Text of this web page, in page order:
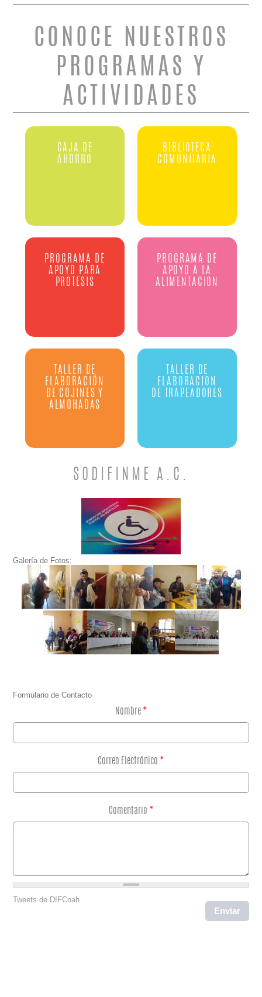
CONOCE NUESTROS
PROGRAMAS Y
ACTIVIDADES
CAJA DE
AHORRO
BIBLIOTECA
COMUNITARIA
PROGRAMA DE
APOYO PARA
PROTESIS
PROGRAMA DE
APOYO A LA
ALIMENTACION
TALLER DE
ELABORACIÓN
DE COJINES Y
ALMOHADAS
TALLER DE
ELABORACION
DE TRAPEADORES
SODIFINME A.C.
Galería de Fotos:
Formulario de Contacto
Nombre *
Correo Electrónico *
Comentario *
Tweets de DIFCoah